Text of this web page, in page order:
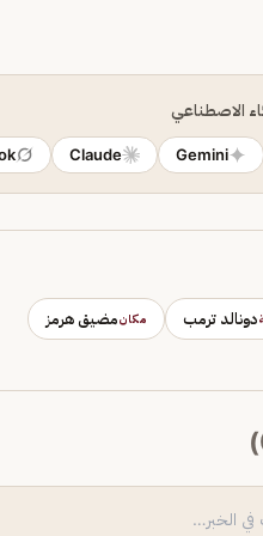
الاصطناعي
Gemini
Claude
دونالد ترمب مكانمضيق هرمز
)